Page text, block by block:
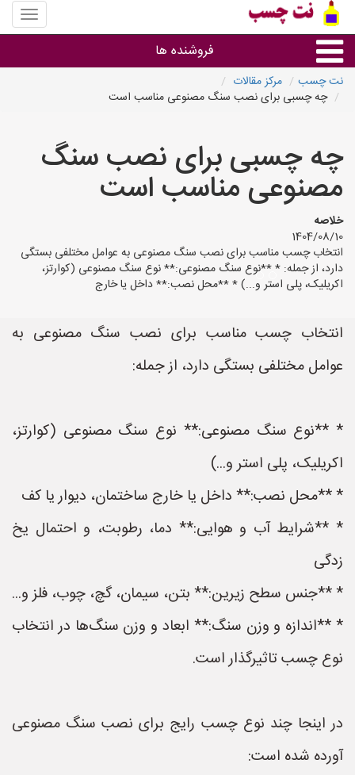
منوی
سایت
چسب
فروشنده ها
گروه ها
استان ها
نت چسب
مرکز مقالات
چه چسبی برای نصب سنگ مصنوعی مناسب است
چه چسبی برای نصب سنگ
مصنوعی مناسب است
خلاصه
1404/08/10
انتخاب چسب مناسب برای نصب سنگ مصنوعی به عوامل مختلفی بستگی
دارد، از جمله: * **نوع سنگ مصنوعی:** نوع سنگ مصنوعی (کوارتز،
اکریلیک، پلی استر و...) * **محل نصب:** داخل یا خارج
انتخاب چسب مناسب برای نصب سنگ مصنوعی به
عوامل مختلفی بستگی دارد، از جمله:
* **نوع سنگ مصنوعی:** نوع سنگ مصنوعی (کوارتز،
اکریلیک، پلی استر و...)
* **محل نصب:** داخل یا خارج ساختمان، دیوار یا کف
* **شرایط آب و هوایی:** دما، رطوبت، و احتمال یخ
زدگی
* **جنس سطح زیرین:** بتن، سیمان، گچ، چوب، فلز و...
* **اندازه و وزن سنگ:** ابعاد و وزن سنگ‌ها در انتخاب
نوع چسب تاثیرگذار است.
در اینجا چند نوع چسب رایج برای نصب سنگ مصنوعی
آورده شده است: